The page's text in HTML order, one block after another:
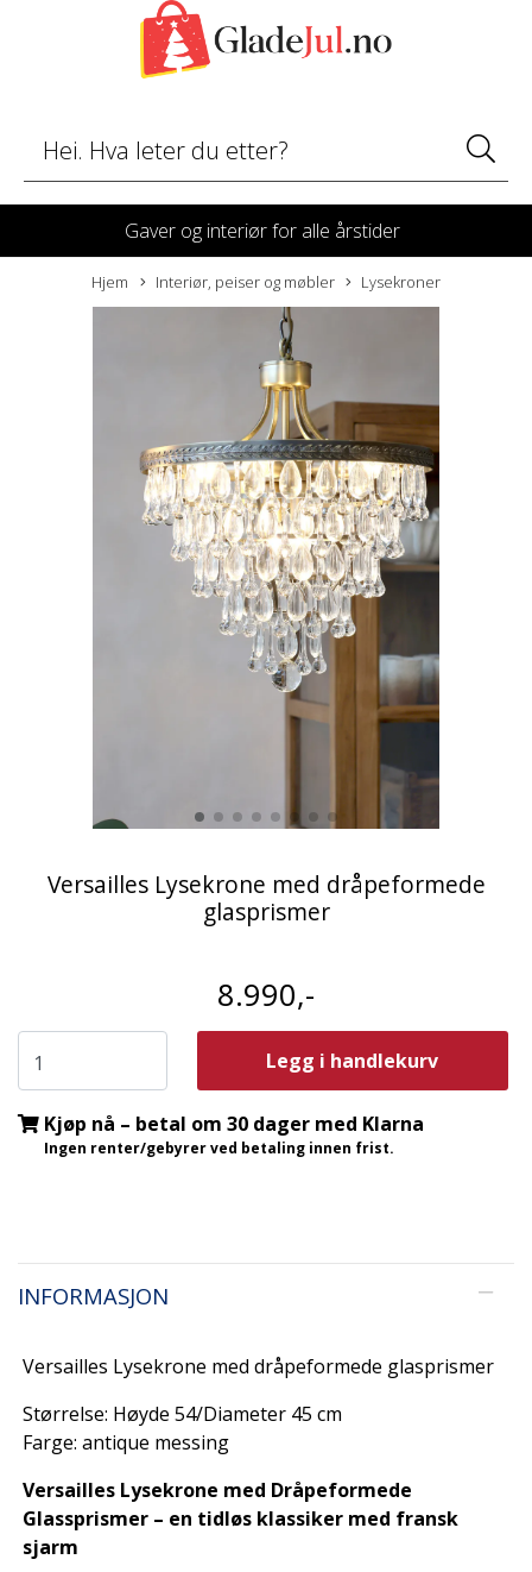
Gaver og interiør for alle årstider
Hjem Interiør, peiser og møbler Lysekroner
Versailles Lysekrone med dråpeformede
glasprismer
8.990,-
Legg i handlekurv
Kjøp nå – betal om 30 dager med Klarna
Ingen renter/gebyrer ved betaling innen frist.
INFORMASJON
Versailles Lysekrone med dråpeformede glasprismer
Størrelse: Høyde 54/Diameter 45 cm
Farge: antique messing
Versailles Lysekrone med Dråpeformede
Glassprismer – en tidløs klassiker med fransk
sjarm